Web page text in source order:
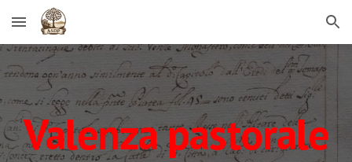
Skip to main content Skip to navigation
Valenza pastorale